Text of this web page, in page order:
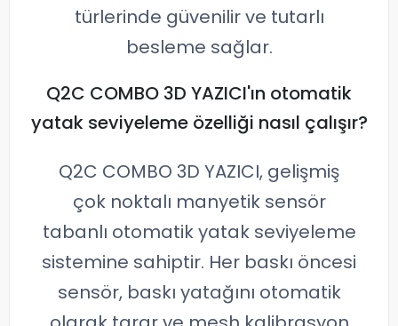
türlerinde güvenilir ve tutarlı
besleme sağlar.
Q2C COMBO 3D YAZICI'ın otomatik
yatak seviyeleme özelliği nasıl çalışır?
Q2C COMBO 3D YAZICI, gelişmiş
çok noktalı manyetik sensör
tabanlı otomatik yatak seviyeleme
sistemine sahiptir. Her baskı öncesi
sensör, baskı yatağını otomatik